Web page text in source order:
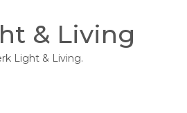
& Living
Light & Living.